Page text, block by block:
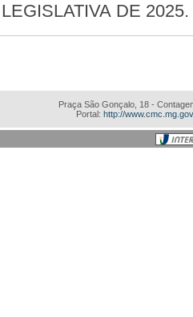
LEGISLATIVA DE 2025.
Praça São Gonçalo, 18 -
Portal: http://